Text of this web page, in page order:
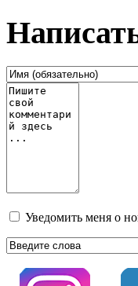
Уведомить меня о